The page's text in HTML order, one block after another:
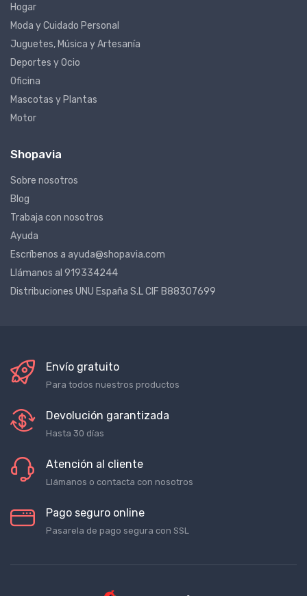
Hogar
Moda y Cuidado Personal
Juguetes, Música y Artesanía
Deportes y Ocio
Oficina
Mascotas y Plantas
Motor
Shopavia
Sobre nosotros
Blog
Trabaja con nosotros
Ayuda
Escríbenos a ayuda@shopavia.com
Llámanos al 919334244
Distribuciones UNU España S.L CIF B88307699
Envío gratuito
Para todos nuestros productos
Devolución garantizada
Hasta 30 días
Atención al cliente
Llámanos o contacta con nosotros
Pago seguro online
Pasarela de pago segura con SSL